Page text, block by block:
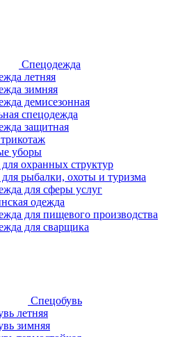
Спецодежда
летняя
зимняя
демисезонная
спецодежда
защитная
уборы
охранных структур
рыбалки, охоты и туризма
для сферы услуг
одежда
для пищевого производства
для сварщика
Спецобувь
летняя
зимняя